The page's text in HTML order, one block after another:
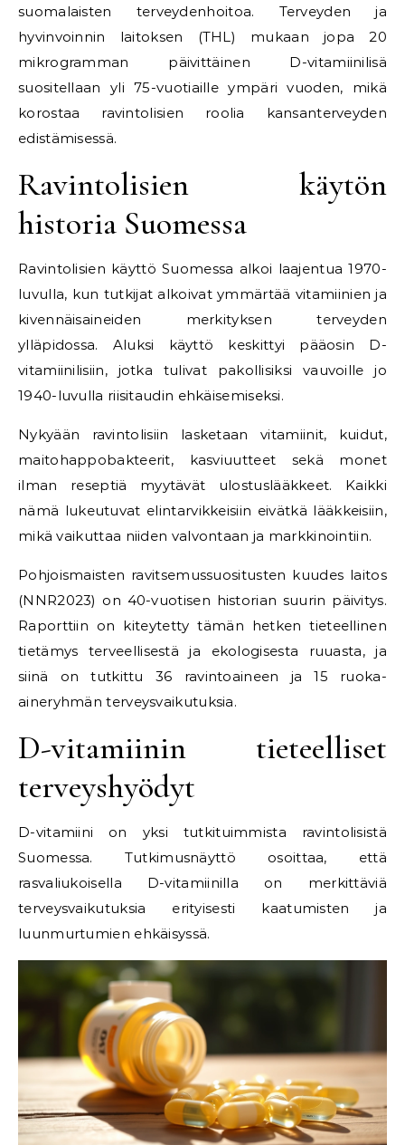
suomalaisten terveydenhoitoa. Terveyden ja
hyvinvoinnin laitoksen (THL) mukaan jopa 20
mikrogramman päivittäinen D-vitamiinilisä
suositellaan yli 75-vuotiaille ympäri vuoden, mikä
korostaa ravintolisien roolia kansanterveyden
edistämisessä.
Ravintolisien käytön
historia Suomessa
Ravintolisien käyttö Suomessa alkoi laajentua 1970-
luvulla, kun tutkijat alkoivat ymmärtää vitamiinien ja
kivennäisaineiden merkityksen terveyden
ylläpidossa. Aluksi käyttö keskittyi pääosin D-
vitamiinilisiin, jotka tulivat pakollisiksi vauvoille jo
1940-luvulla riisitaudin ehkäisemiseksi.
Nykyään ravintolisiin lasketaan vitamiinit, kuidut,
maitohappobakteerit, kasviuutteet sekä monet
ilman reseptiä myytävät ulostuslääkkeet. Kaikki
nämä lukeutuvat elintarvikkeisiin eivätkä lääkkeisiin,
mikä vaikuttaa niiden valvontaan ja markkinointiin.
Pohjoismaisten ravitsemussuositusten kuudes laitos
(NNR2023) on 40-vuotisen historian suurin päivitys.
Raporttiin on kiteytetty tämän hetken tieteellinen
tietämys terveellisestä ja ekologisesta ruuasta, ja
siinä on tutkittu 36 ravintoaineen ja 15 ruoka-
aineryhmän terveysvaikutuksia.
D-vitamiinin tieteelliset
terveyshyödyt
D-vitamiini on yksi tutkituimmista ravintolisistä
Suomessa. Tutkimusnäyttö osoittaa, että
rasvaliukoisella D-vitamiinilla on merkittäviä
terveysvaikutuksia erityisesti kaatumisten ja
luunmurtumien ehkäisyssä.